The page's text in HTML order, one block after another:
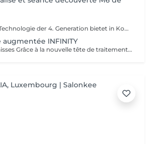
Bronzag'Expert-Technologie der 4. Generation bietet in Kombination mit unserer Lotion eine maßgeschneiderte Bräune ohne UV-Strahlung. Dank der zu 99 % natürlichen Zusammensetzung mit einem Melaninaktivator und feuchtigkeitsspendenden Wirkstoffen erhalten Sie gebräunte, revitalisierte und aufgepolsterte Haut.
INFINITY
Déstocker les graisses Grâce à la nouvelle tête de traitement brevetée Alliance, endermologie® permet de cibler et daffiner les zones rebelles à lexercice et à lhygiène alimentaire (bras, dos, ventre, taille, cuisses..) tout en sadaptant précisément aux besoins de chaque peau. Lisser la cellulite La cellulite, qui touche 90 % des femmes même les plus minces et les plus sportives, résulte à la fois dun stockage de graisses dans les adipocytes (cellules graisseuses) et dune rétention deau tout autour. Raffermir la peau Variations de poids, grossesses, temps qui passe la peau perd progressivement de sa tonicité et de sa souplesse. Même si ce relâchement cutané concerne tout le corps, certaines zones y sont plus sensibles : intérieur des cuisses, ventre, bras, etc Retrouver des jambes légères Jambes lourdes et douloureuses, chevilles ou pieds gonflés ces symptômes traduisent une mauvaise circulation sanguine et lymphatique. Les toxines saccumulent dans lorganisme, ce qui explique de telles variations de volume en une même journée ou à différents moments du cycle féminin. Bien-être Découvrez des parcours de soins au concept exclusif, pour une efficacité et une détente incomparables.